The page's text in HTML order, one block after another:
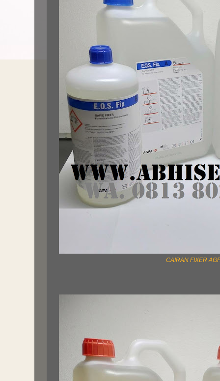
CAIRAN FIXER